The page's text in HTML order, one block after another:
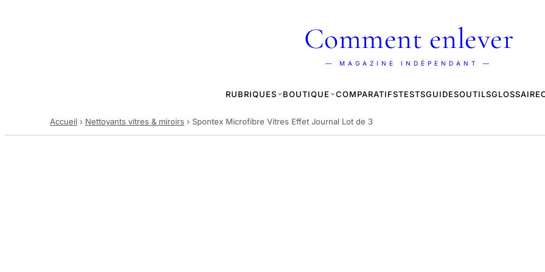
Comment enlever
— MAGAZINE INDÉPENDANT —
RUBRIQUES BOUTIQUE COMPARATIFSTESTSGUIDESOUTILSGLOSSAIRE
Accueil › Nettoyants vitres & miroirs › Spontex Microfibre Vitres Effet Journal Lot de 3